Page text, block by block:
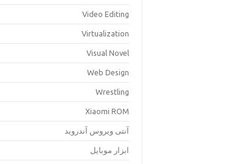
Video Editing
Virtualization
Visual Novel
Web Design
Wrestling
Xiaomi ROM
آنتی ویروس آندروید
ابزار موبایل